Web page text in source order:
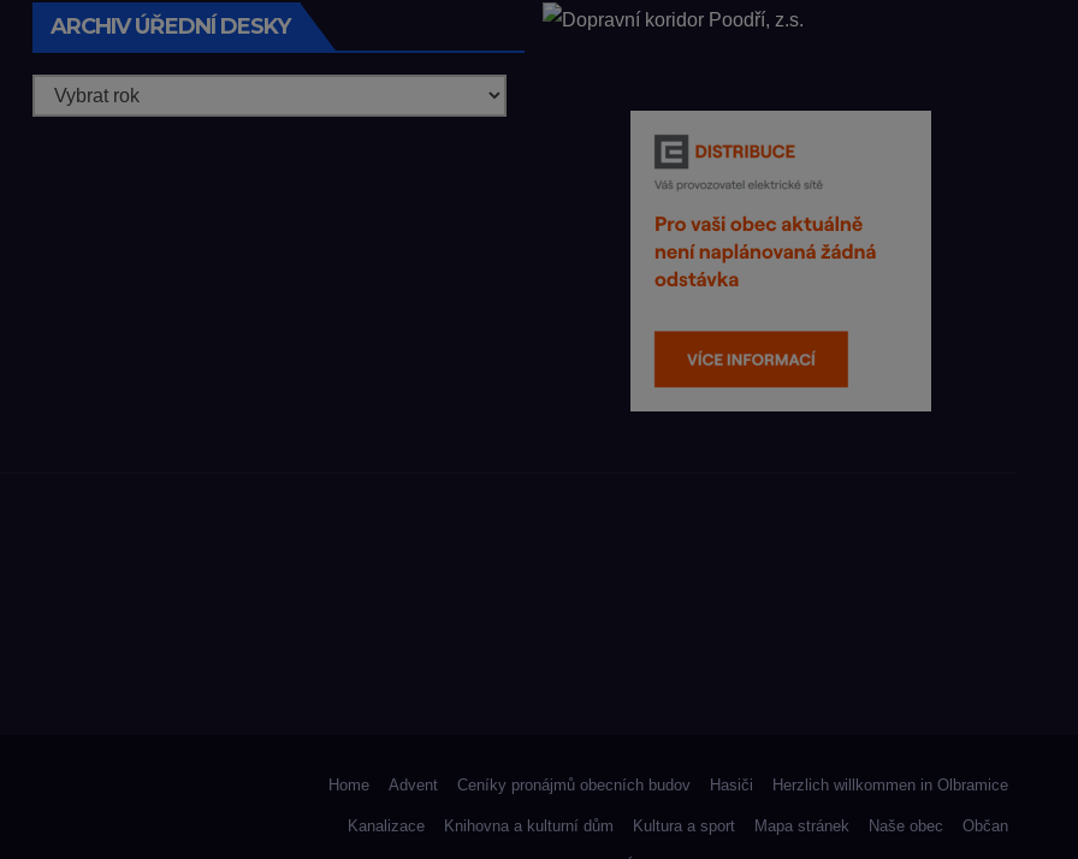
ARCHIV ÚŘEDNÍ DESKY
Home Advent Ceníky pronájmů obecních budov Hasiči Herzlich willkommen in Olbramice
Kanalizace Knihovna a kulturní dům Kultura a sport Mapa stránek Naše obec Občan